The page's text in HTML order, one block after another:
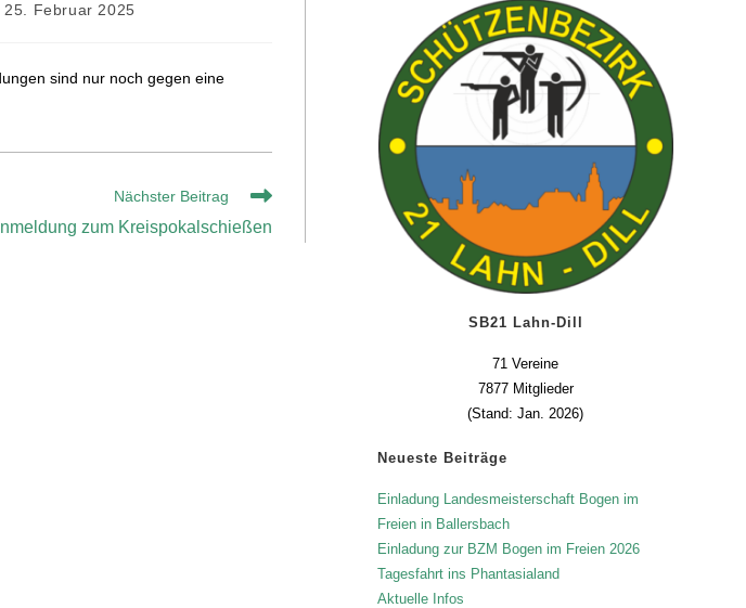
25. Februar 2025
sind nur noch gegen eine
Nächster Beitrag
zum Kreispokalschießen
SB21 Lahn-Dill
71 Vereine
7877 Mitglieder
(Stand: Jan. 2026)
Neueste Beiträge
Einladung Landesmeisterschaft Bogen im
Freien in Ballersbach
Einladung zur BZM Bogen im Freien 2026
Tagesfahrt ins Phantasialand
Aktuelle Infos